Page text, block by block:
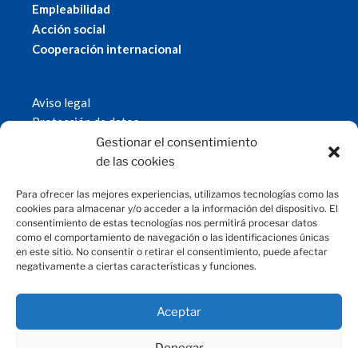
Gestionar el consentimiento
de las cookies
Para ofrecer las mejores experiencias, utilizamos tecnologías como las
cookies para almacenar y/o acceder a la información del dispositivo. El
consentimiento de estas tecnologías nos permitirá procesar datos
como el comportamiento de navegación o las identificaciones únicas
en este sitio. No consentir o retirar el consentimiento, puede afectar
negativamente a ciertas características y funciones.
Aceptar
Empleabilidad
Acción social
Cooperación internacional
Aviso legal
Protección de datos
Política de cookies
© 2019 Fundación Magtel.
CONTACTO
fundacion@magtel.es
Parque Empresarial Las Quemadas
C/Gabriel Ramos Bejarano, 114
14014 Córdoba